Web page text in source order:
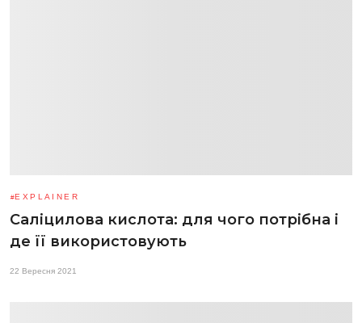
EXPLAINER
Саліцилова кислота: для чого потрібна і
де її використовують
22 Вересня 2021